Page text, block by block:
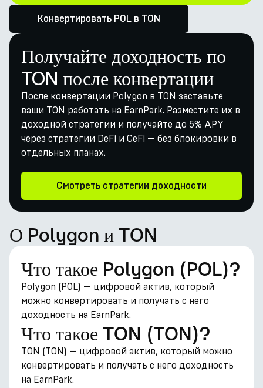
Конвертировать POL в TON
Получайте доходность по
TON после конвертации
После конвертации Polygon в TON заставьте
ваши TON работать на EarnPark. Разместите их в
доходной стратегии и получайте до 5% APY
через стратегии DeFi и CeFi — без блокировки в
отдельных планах.
Смотреть стратегии доходности
О Polygon и TON
Что такое Polygon (POL)?
Polygon (POL) — цифровой актив, который
можно конвертировать и получать с него
доходность на EarnPark.
Что такое TON (TON)?
TON (TON) — цифровой актив, который можно
конвертировать и получать с него доходность
на EarnPark.